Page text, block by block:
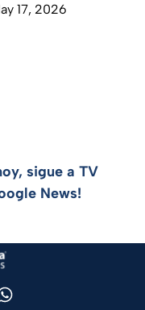
17, 2026
sigue a TV
News!